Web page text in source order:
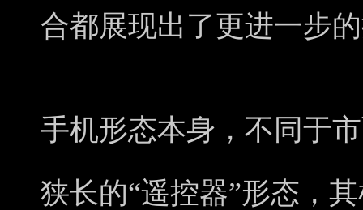
合都展现出了更进一步
手机形态本身，不同于
狭长的“遥控器”形态，